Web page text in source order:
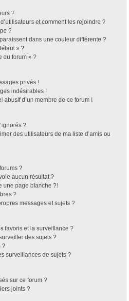
?
et comment les rejoindre ?
?
dans une couleur différente ?
» ?
du forum » ?
privés !
indésirables !
abusif d’un membre de ce forum !
?
des utilisateurs de ma liste d’amis ou
?
aucun résultat ?
une page blanche ?!
?
messages et sujets ?
favoris et la surveillance ?
des sujets ?
?
surveillances de sujets ?
sur ce forum ?
joints ?